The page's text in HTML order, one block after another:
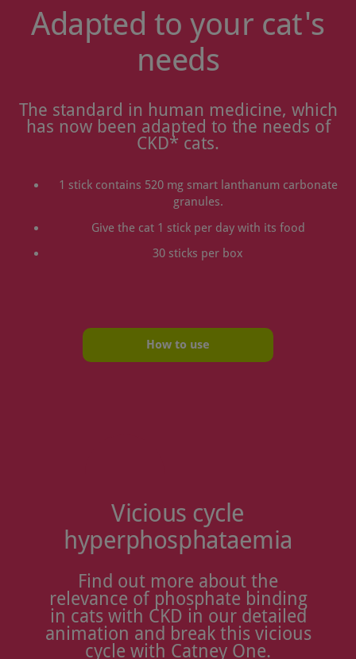
Adapted to your cat's
needs
The standard in human medicine, which
has now been adapted to the needs of
CKD* cats.
1 stick contains 520 mg smart lanthanum carbonate
granules.
Give the cat 1 stick per day with its food
30 sticks per box
How to use
Vicious cycle
hyperphosphat­aemia
Find out more about the
relevance of phosphate binding
in cats with CKD in our detailed
animation and break this vicious
cycle with Catney One.